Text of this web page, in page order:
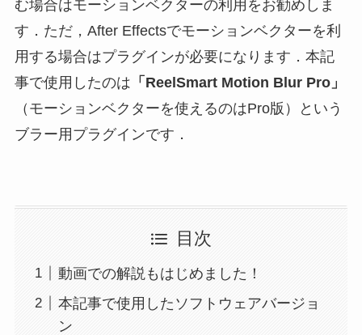
む場合はモーションベクターの利用をお勧めしま
す．ただ，After Effectsでモーションベクターを利
用する場合はプラグインが必要になります．本記
事で使用したのは 「ReelSmart Motion Blur Pro」
（モーションベクターを使えるのはPro版）という
ブラー用プラグインです．
目次
動画での解説もはじめました！
本記事で使用したソフトウェアバージョ
ン